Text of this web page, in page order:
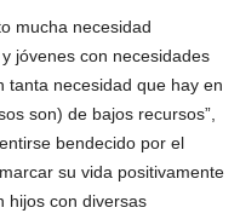
mucha necesidad
jóvenes con necesidades
tanta necesidad que hay en
son) de bajos recursos”,
bendecido por el
su vida positivamente
hijos con diversas